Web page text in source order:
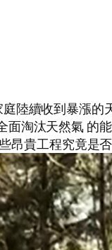
陸續收到暴漲
淘汰天然氣
昂貴工程究竟是